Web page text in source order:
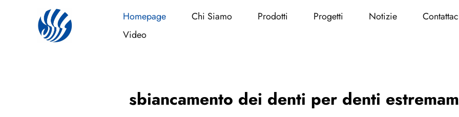
Homepage Chi Siamo Prodotti Progetti Notizie
Video
sbiancamento dei denti per denti